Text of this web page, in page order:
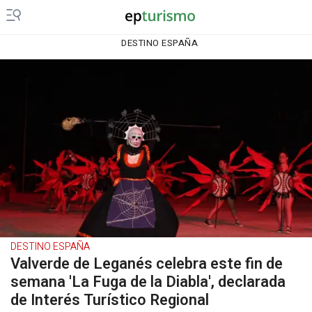
DESTINO ESPAÑA
DESTINO ESPAÑA
Valverde de Leganés celebra este fin de
semana 'La Fuga de la Diabla', declarada
de Interés Turístico Regional